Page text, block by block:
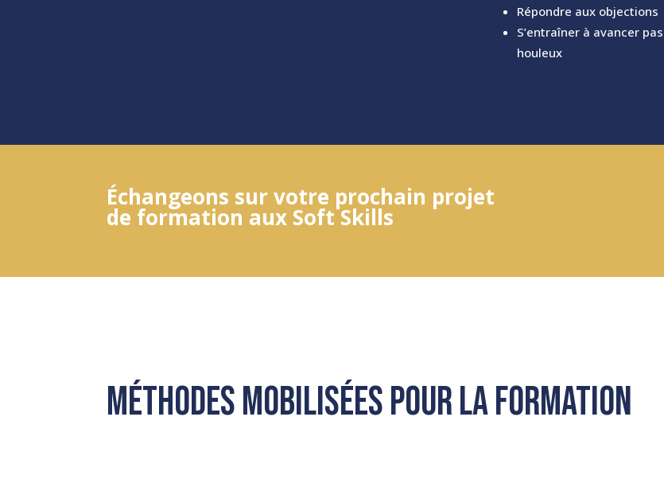
Répondre aux objections
S’entraîner à avancer
houleux
Échangeons sur votre prochain projet
de formation aux Soft Skills
Méthodes mobilisées pour la formation